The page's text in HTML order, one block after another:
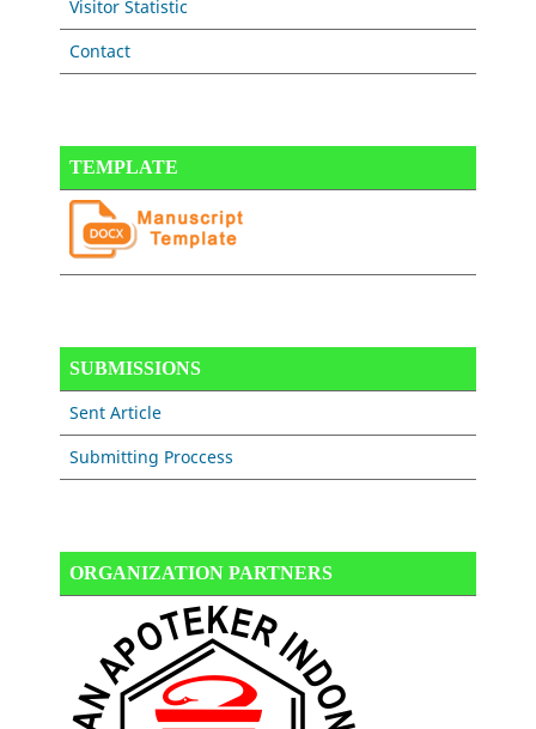
Visitor Statistic
Contact
TEMPLATE
SUBMISSIONS
Sent Article
Submitting Proccess
ORGANIZATION PARTNERS